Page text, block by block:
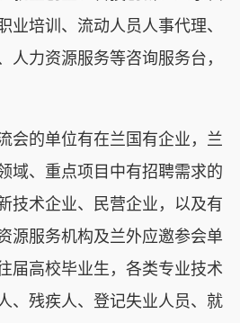
业培训、流动人员人事代理、
人力资源服务等咨询服务台，
的单位有在兰国有企业，兰
域、重点项目中有招聘需求的
技术企业、民营企业，以及有
源服务机构及兰外应邀参会单
届高校毕业生，各类专业技术
、残疾人、登记失业人员、就